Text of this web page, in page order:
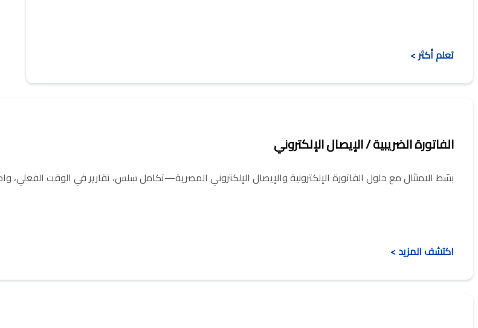
تعلم أكثر >
الفاتورة الضريبية / الإيصال الإلكتروني
بسّط الامتثال مع حلول الفاتورة الإلكترونية والإيصال الإلكتروني المصرية—تكامل سلس، تقارير في الوقت الفعلي،
اكتشف المزيد >